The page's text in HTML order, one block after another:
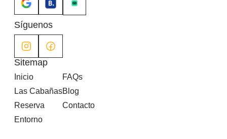
Síguenos
Sitemap
Inicio
Las Cabañas
Reserva
Entorno
FAQs
Blog
Contacto